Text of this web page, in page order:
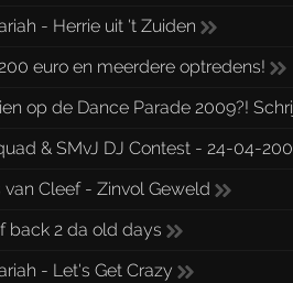
- Herrie uit 't Zuiden
euro en meerdere optredens!
op de Dance Parade 2009?!
& SMvJ DJ Contest - 24-04-
van Cleef - Zinvol Geweld
back 2 da old days
- Let's Get Crazy